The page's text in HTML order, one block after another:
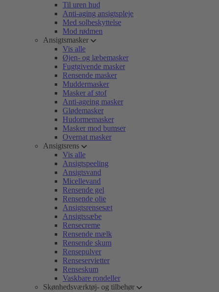
Til uren hud
Anti-aging ansigtspleje
Med solbeskyttelse
Mod rødmen
Ansigtsmasker
Vis alle
Øjen- og læbemasker
Fugtgivende masker
Rensende masker
Muddermasker
Masker af stof
Anti-ageing masker
Glødemasker
Hudormemasker
Masker mod bumser
Overnat masker
Ansigtsrens
Vis alle
Ansigtspeeling
Ansigtsvand
Micellevand
Rensende gel
Rensende olie
Ansigtsrensesæt
Ansigtssæbe
Rensecreme
Rensende mælk
Rensende skum
Rensepulver
Renseservietter
Renseskum
Vaskbare rondeller
Skønhedsværktøj- og tilbehør